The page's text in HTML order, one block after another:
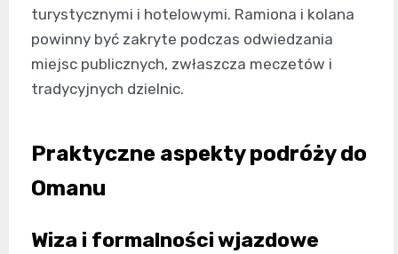
turystycznymi i hotelowymi. Ramiona i kolana
powinny być zakryte podczas odwiedzania
miejsc publicznych, zwłaszcza meczetów i
tradycyjnych dzielnic.
Praktyczne aspekty podróży do
Omanu
Wiza i formalności wjazdowe